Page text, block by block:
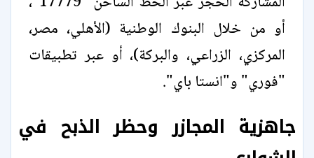
أو من خلال البنوك الوطنية (الأهلي، مصر،
المركزي، الزراعي، والبركة)، أو عبر تطبيقات
"فوري" و"انستا باي".
جاهزية المجازر وحظر الذبح في